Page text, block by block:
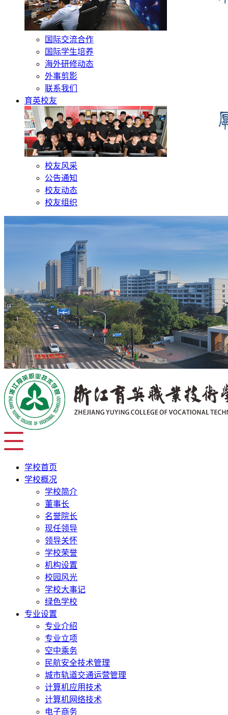
国际交流合作
国际学生培养
海外研修动态
外事剪影
联系我们
育英校友
校友风采
公告通知
校友动态
校友组织
学校首页
学校概况
学校简介
董事长
名誉院长
现任领导
领导关怀
学校荣誉
机构设置
校园风光
学校大事记
绿色学校
专业设置
专业介绍
专业立项
空中乘务
民航安全技术管理
城市轨道交通运营管理
计算机应用技术
计算机网络技术
电子商务